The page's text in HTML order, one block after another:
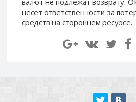
валют не подлежат возврату.
несет ответственности за
средств на стороннем ресурсе.
(BUSD)
Revolut USD
Revolut EUR